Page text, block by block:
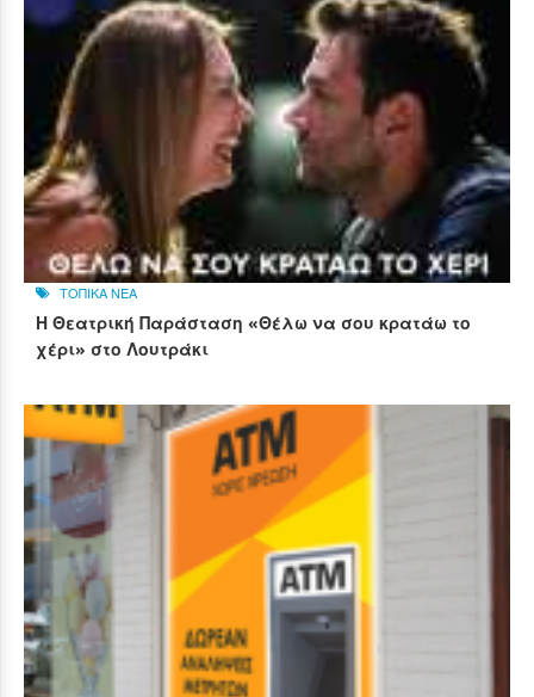
ΤΟΠΙΚΑ ΝΕΑ
Η Θεατρική Παράσταση «Θέλω να σου κρατάω το
χέρι» στο Λουτράκι